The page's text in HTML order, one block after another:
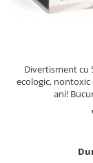
Caruseluri
Bucatarii pentru
Banc de lucru
Costum
Divertisment cu
ecologic, nontoxic
ani!